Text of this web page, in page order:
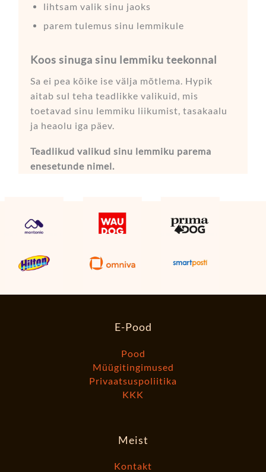
lihtsam valik sinu jaoks
parem tulemus sinu lemmikule
Koos sinuga sinu lemmiku teekonnal
Sa ei pea kõike ise välja mõtlema. Hypik
aitab sul teha teadlikke valikuid, mis
toetavad sinu lemmiku liikumist, tasakaalu
ja heaolu iga päev.
Teadlikud valikud sinu lemmiku parema
enesetunde nimel.
E-Pood
Pood
Müügitingimused
Privaatsuspoliitika
KKK
Meist
Kontakt